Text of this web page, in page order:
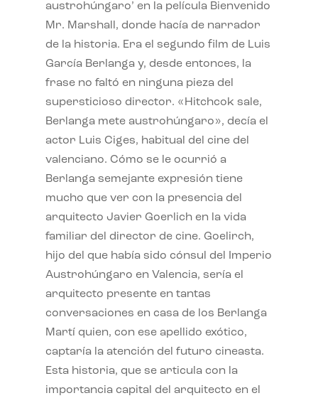
austrohúngaro’ en la película Bienvenido
Mr. Marshall, donde hacía de narrador
de la historia. Era el segundo film de Luis
García Berlanga y, desde entonces, la
frase no faltó en ninguna pieza del
supersticioso director. «Hitchcok sale,
Berlanga mete austrohúngaro», decía el
actor Luis Ciges, habitual del cine del
valenciano. Cómo se le ocurrió a
Berlanga semejante expresión tiene
mucho que ver con la presencia del
arquitecto Javier Goerlich en la vida
familiar del director de cine. Goelirch,
hijo del que había sido cónsul del Imperio
Austrohúngaro en Valencia, sería el
arquitecto presente en tantas
conversaciones en casa de los Berlanga
Martí quien, con ese apellido exótico,
captaría la atención del futuro cineasta.
Esta historia, que se articula con la
importancia capital del arquitecto en el